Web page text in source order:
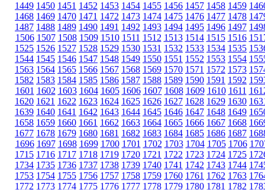
1449 1450 1451 1452 1453 1454 1455 1456 1457 1458 1459
1468 1469 1470 1471 1472 1473 1474 1475 1476 1477 1478
1487 1488 1489 1490 1491 1492 1493 1494 1495 1496 1497
1506 1507 1508 1509 1510 1511 1512 1513 1514 1515 1516
1525 1526 1527 1528 1529 1530 1531 1532 1533 1534 1535
1544 1545 1546 1547 1548 1549 1550 1551 1552 1553 1554
1563 1564 1565 1566 1567 1568 1569 1570 1571 1572 1573
1582 1583 1584 1585 1586 1587 1588 1589 1590 1591 1592
1601 1602 1603 1604 1605 1606 1607 1608 1609 1610 1611
1620 1621 1622 1623 1624 1625 1626 1627 1628 1629 1630
1639 1640 1641 1642 1643 1644 1645 1646 1647 1648 1649
1658 1659 1660 1661 1662 1663 1664 1665 1666 1667 1668
1677 1678 1679 1680 1681 1682 1683 1684 1685 1686 1687
1696 1697 1698 1699 1700 1701 1702 1703 1704 1705 1706
1715 1716 1717 1718 1719 1720 1721 1722 1723 1724 1725
1734 1735 1736 1737 1738 1739 1740 1741 1742 1743 1744
1753 1754 1755 1756 1757 1758 1759 1760 1761 1762 1763
1772 1773 1774 1775 1776 1777 1778 1779 1780 1781 1782